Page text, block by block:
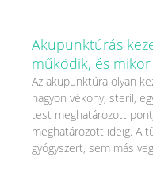
Akupunktúrás
működik, és
Az akupunktúra olyan
nagyon vékony, steril,
test meghatározott
meghatározott ideig. A
gyógyszert, sem más